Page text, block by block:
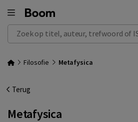
Zoek op titel, auteur, trefwoord of ISBN
Filosofie Metafysica
Terug
Metafysica